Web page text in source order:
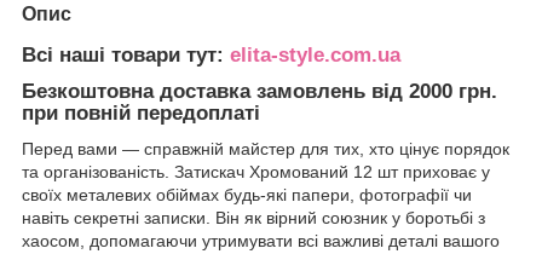
Опис
Всі наші товари тут: elita-style.com.ua
Безкоштовна доставка замовлень від 2000 грн.
при повній передоплаті
Перед вами — справжній майстер для тих, хто цінує порядок
та організованість. Затискач Хромований 12 шт приховає у
своїх металевих обіймах будь-які папери, фотографії чи
навіть секретні записки. Він як вірний союзник у боротьбі з
хаосом, допомагаючи утримувати всі важливі деталі вашого